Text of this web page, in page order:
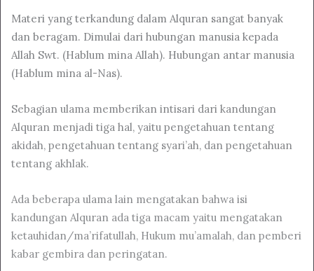
Materi yang terkandung dalam Alquran sangat banyak
dan beragam. Dimulai dari hubungan manusia kepada
Allah Swt. (Hablum mina Allah). Hubungan antar manusia
(Hablum mina al-Nas).
Sebagian ulama memberikan intisari dari kandungan
Alquran menjadi tiga hal, yaitu pengetahuan tentang
akidah, pengetahuan tentang syari’ah, dan pengetahuan
tentang akhlak.
Ada beberapa ulama lain mengatakan bahwa isi
kandungan Alquran ada tiga macam yaitu mengatakan
ketauhidan/ma’rifatullah, Hukum mu’amalah, dan pemberi
kabar gembira dan peringatan.